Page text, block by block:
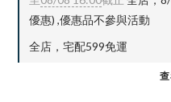
優惠) ,優惠品不參與活動
全店，宅配599免運